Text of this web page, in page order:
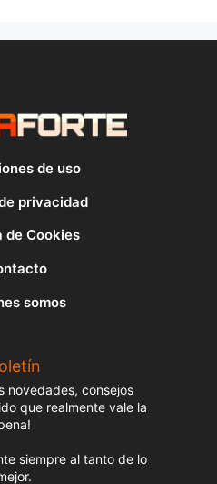
de uso
privacidad
de Cookies
somos
novedades, consejos
que realmente vale la
siempre al tanto de lo